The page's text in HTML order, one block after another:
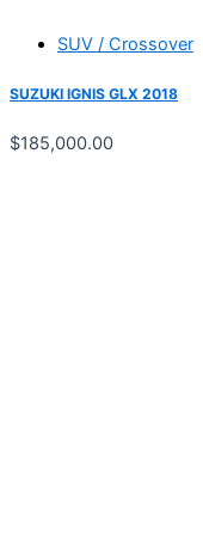
SUV / Crossover
SUZUKI IGNIS GLX 2018
$185,000.00